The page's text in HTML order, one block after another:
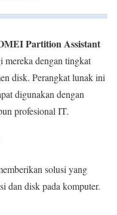
Partition Assistant
mereka dengan tingkat
disk. Perangkat lunak ini
digunakan dengan
profesional IT.
solusi yang
dan disk pada komputer.